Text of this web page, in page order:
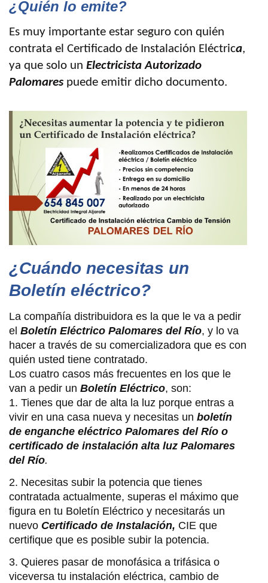
¿Quién lo emite?
Es muy importante estar seguro con quién
contrata el Certificado de Instalación Eléctrica,
ya que solo un Electricista Autorizado
Palomarespuede emitir dicho documento.
¿Cuándo necesitas un
Boletín eléctrico?
La compañía distribuidora es la que le va a pedir
el Boletín Eléctrico Palomares del Río, y lo va
hacer a través de su comercializadora que es con
quién usted tiene contratado.
Los cuatro casos más frecuentes en los que le
van a pedir un Boletín Eléctrico, son:
1. Tienes que dar de alta la luz porque entras a
vivir en una casa nueva y necesitas un boletín
de enganche eléctrico Palomares del Río o
certificado de instalación alta luz Palomares
del Río.
2. Necesitas subir la potencia que tienes
contratada actualmente, superas el máximo que
figura en tu Boletín Eléctrico y necesitarás un
nuevo Certificado de Instalación, CIE que
certifique que es posible subir la potencia.
3. Quieres pasar de monofásica a trifásica o
viceversa tu instalación eléctrica, cambio de